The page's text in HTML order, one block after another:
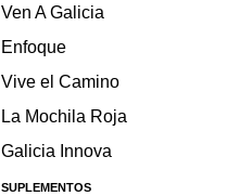
Ven A Galicia
Enfoque
Vive el Camino
La Mochila Roja
Galicia Innova
SUPLEMENTOS